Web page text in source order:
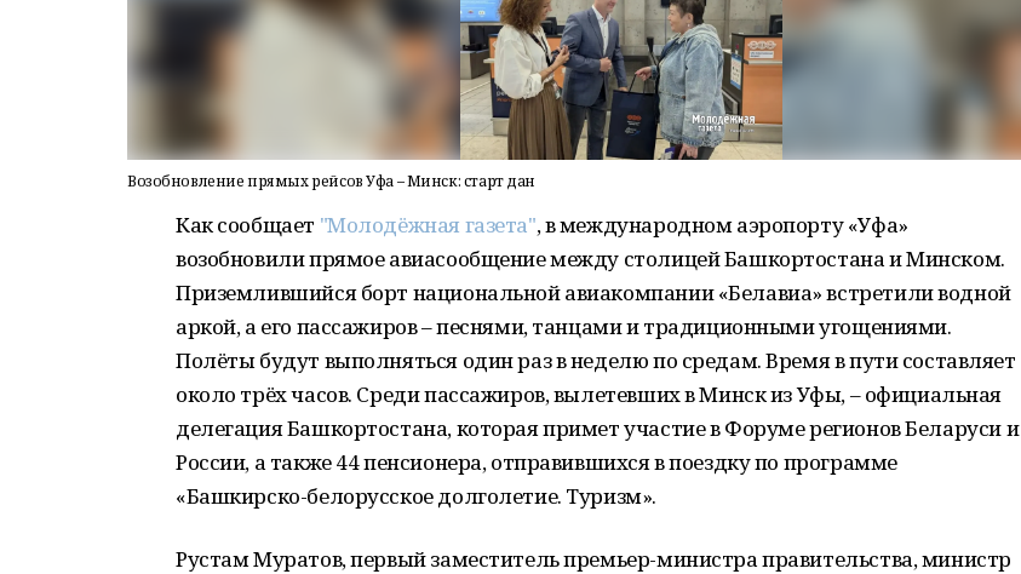
Возобновление прямых рейсов Уфа – Минск: старт дан
Как сообщает "Молодёжная газета", в международном аэропорту «Уфа»
возобновили прямое авиасообщение между столицей Башкортостана и Минском.
Приземлившийся борт национальной авиакомпании «Белавиа» встретили водной
аркой, а его пассажиров – песнями, танцами и традиционными угощениями.
Полёты будут выполняться один раз в неделю по средам. Время в пути составляет
около трёх часов. Среди пассажиров, вылетевших в Минск из Уфы, – официальная
делегация Башкортостана, которая примет участие в Форуме регионов Беларуси и
России, а также 44 пенсионера, отправившихся в поездку по программе
«Башкирско-белорусское долголетие. Туризм».
Рустам Муратов, первый заместитель премьер-министра правительства, министр